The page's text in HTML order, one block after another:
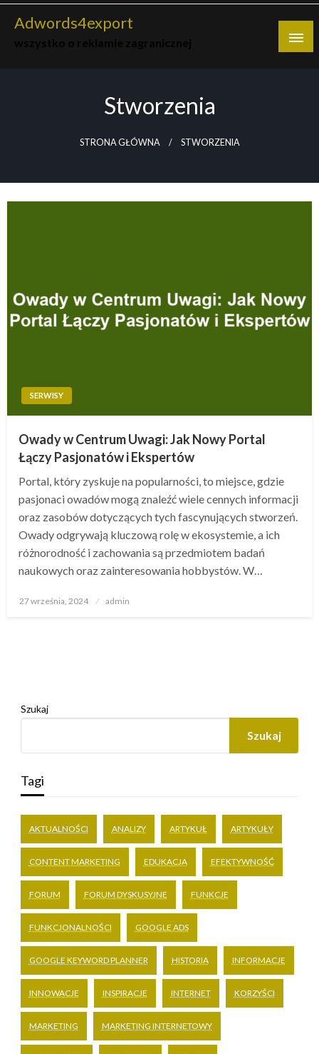
Skip
Adwords4export
Stworzenia
STRONA GŁÓWNA STWORZENIA
SERWISY
Owady w Centrum Uwagi: Jak Nowy Portal
Łączy Pasjonatów i Ekspertów
Portal, który zyskuje na popularności, to miejsce, gdzie
pasjonaci owadów mogą znaleźć wiele cennych informacji
oraz zasobów dotyczących tych fascynujących stworzeń.
Owady odgrywają kluczową rolę w ekosystemie, a ich
różnorodność i zachowania są przedmiotem badań
naukowych oraz zainteresowania hobbystów. W…
Opublikowane
27 września, 2024 admin
Szukaj
Szukaj
Tagi
AKTUALNOŚCI ANALIZY ARTYKUŁ ARTYKUŁY
CONTENT MARKETING EDUKACJA EFEKTYWNOŚĆ
FORUM FORUM DYSKUSYJNE FUNKCJE
FUNKCJONALNOŚCI GOOGLE ADS
GOOGLE KEYWORD PLANNER HISTORIA INFORMACJE
INNOWACJE INSPIRACJE INTERNET KORZYŚCI
MARKETING MARKETING INTERNETOWY